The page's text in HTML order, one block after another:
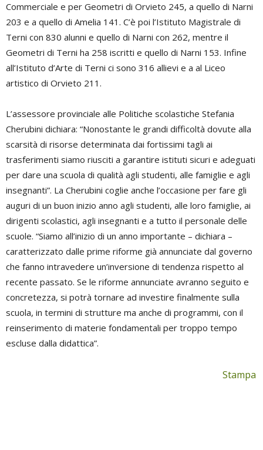
Commerciale e per Geometri di Orvieto 245, a quello di Narni
203 e a quello di Amelia 141. C’è poi l’Istituto Magistrale di
Terni con 830 alunni e quello di Narni con 262, mentre il
Geometri di Terni ha 258 iscritti e quello di Narni 153. Infine
all’Istituto d’Arte di Terni ci sono 316 allievi e a al Liceo
artistico di Orvieto 211.
L’assessore provinciale alle Politiche scolastiche Stefania
Cherubini dichiara: “Nonostante le grandi difficoltà dovute alla
scarsità di risorse determinata dai fortissimi tagli ai
trasferimenti siamo riusciti a garantire istituti sicuri e adeguati
per dare una scuola di qualità agli studenti, alle famiglie e agli
insegnanti”. La Cherubini coglie anche l’occasione per fare gli
auguri di un buon inizio anno agli studenti, alle loro famiglie, ai
dirigenti scolastici, agli insegnanti e a tutto il personale delle
scuole. “Siamo all’inizio di un anno importante – dichiara –
caratterizzato dalle prime riforme già annunciate dal governo
che fanno intravedere un’inversione di tendenza rispetto al
recente passato. Se le riforme annunciate avranno seguito e
concretezza, si potrà tornare ad investire finalmente sulla
scuola, in termini di strutture ma anche di programmi, con il
reinserimento di materie fondamentali per troppo tempo
escluse dalla didattica”.
Stampa